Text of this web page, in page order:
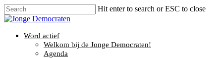
Hit enter to search or ESC to close
Word actief
Welkom bij de Jonge Democraten!
Agenda